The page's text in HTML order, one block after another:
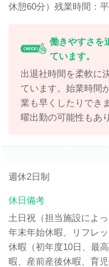
休憩60分）残業時間：
働きやすさを
ています。
出退社時間を柔軟に
ています。始業時間
業も早くしたりでき
曜出勤の可能性もあ
週休2日制
休日備考
土日祝（担当施設によ
年末年始休暇、リフレ
休暇（初年度10日、最
暇、産前産後休暇、育